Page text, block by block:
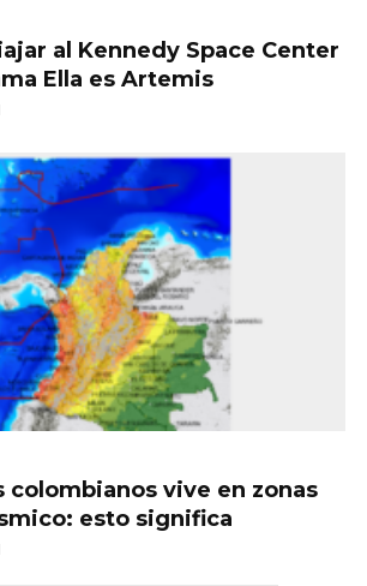
al Kennedy Space Center
Ella es Artemis
colombianos vive en zonas
esto significa